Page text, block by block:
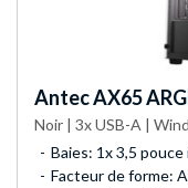
AntecAX65
Noir | 3x USB-A |
Baies: 1x 3,5
Facteur de forme: